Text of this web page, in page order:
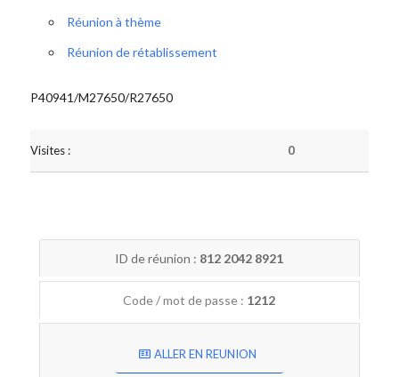
Réunion à thème
Réunion de rétablissement
P40941/M27650/R27650
Visites : 0
ID de réunion : 812 2042 8921
Code / mot de passe : 1212
ALLER EN REUNION